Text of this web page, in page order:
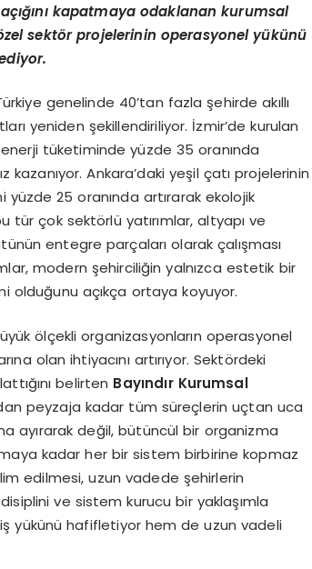
kapatmaya odaklanan kurumsal
sektör projelerinin operasyonel yükünü
genelinde 40’tan fazla şehirde akıllı
yeniden şekillendiriliyor. İzmir’de kurulan
tüketiminde yüzde 35 oranında
Ankara’daki yeşil çatı projelerinin
yüzde 25 oranında artırarak ekolojik
çok sektörlü yatırımlar, altyapı ve
entegre parçaları olarak çalışması
modern şehirciliğin yalnızca estetik bir
olduğunu açıkça ortaya koyuyor.
ölçekli organizasyonların operasyonel
olan ihtiyacını artırıyor. Sektördeki
belirten Bayındır Kurumsal
peyzaja kadar tüm süreçlerin uçtan uca
ayırarak değil, bütüncül bir organizma
kadar her bir sistem birbirine kopmaz
edilmesi, uzun vadede şehirlerin
ve sistem kurucu bir yaklaşımla
yükünü hafifletiyor hem de uzun vadeli